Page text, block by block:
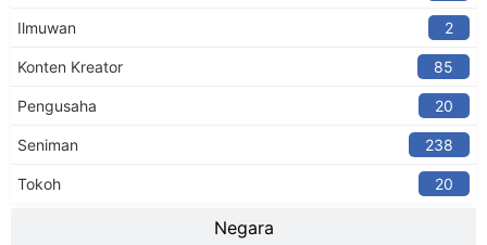
Negara
Ilmuwan 2
Konten Kreator​ 85
Pengusaha 20
Seniman 238
Tokoh 20